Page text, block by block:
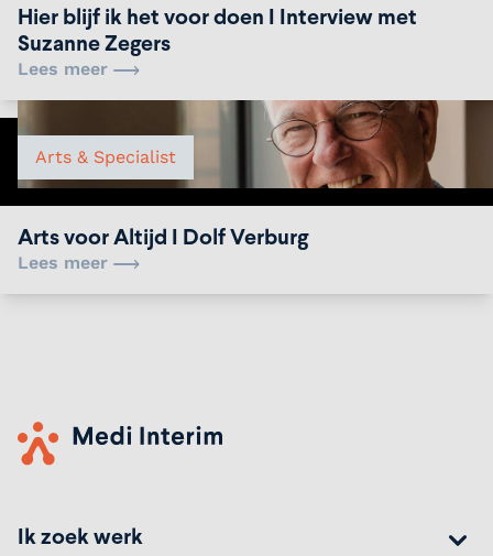
Hier blijf ik het voor doen I Interview met
Suzanne Zegers
Lees meer
Arts & Specialist
Arts voor Altijd I Dolf Verburg
Lees meer
Ik zoek werk